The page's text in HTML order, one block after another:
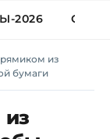
2026
из
бумаги